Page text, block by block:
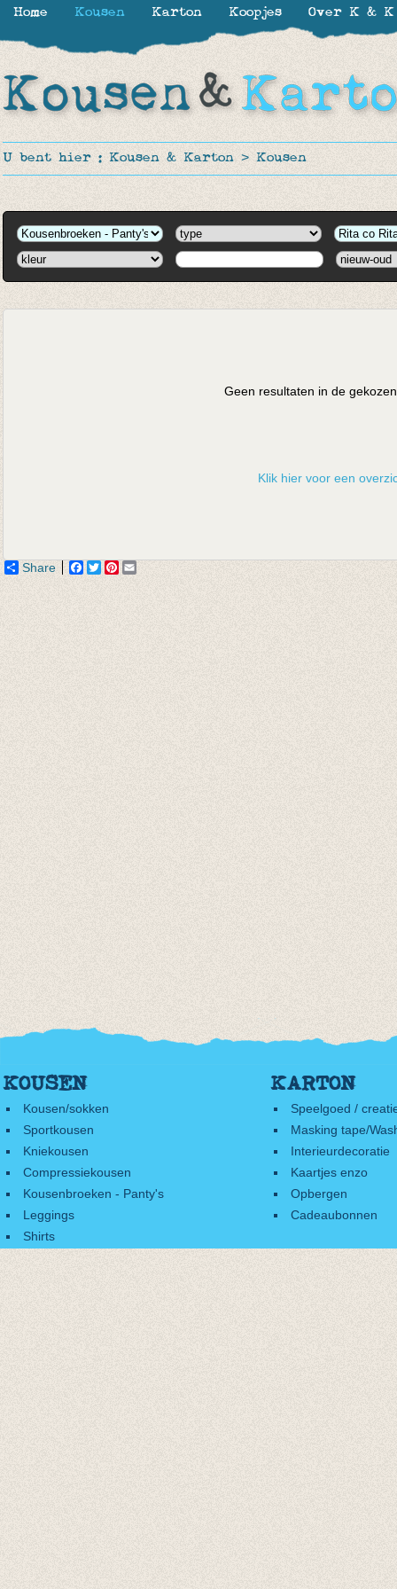
U bent hier : Kousen & Karton > Kousen
Geen resultaten in de
Klik hier voor een
Share Facebook
TwitterPinterest
KOUSEN
Kousen/sokken
Sportkousen
Kniekousen
Compressiekousen
Kousenbroeken - Panty's
Leggings
Shirts
KARTON
Speelgoed /
Masking tape/
Interieurdecoratie
Kaartjes enzo
Opbergen
Cadeaubonnen
Home Kousen Karton Koopjes Over K & K